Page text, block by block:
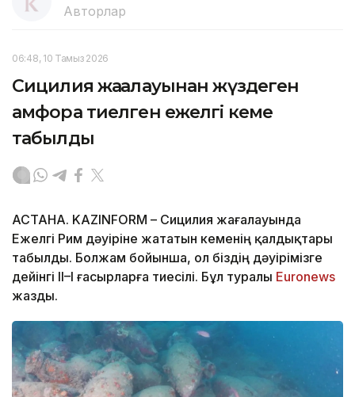
Авторлар
06:48, 10 Тамыз 2026
Сицилия жағалауынан жүздеген
амфора тиелген ежелгі кеме
табылды
АСТАНА. KAZINFORM – Сицилия жағалауында
Ежелгі Рим дәуіріне жататын кеменің қалдықтары
табылды. Болжам бойынша, ол біздің дәуірімізге
дейінгі II–I ғасырларға тиесілі. Бұл туралы Еuronews
жазды.